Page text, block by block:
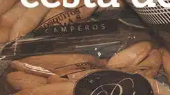
ibérico
jamón de la mejor calidad